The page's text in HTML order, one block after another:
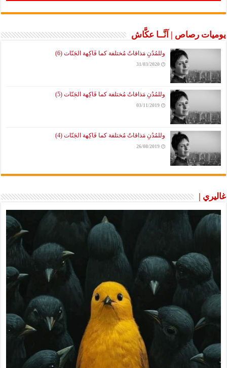
يوميات رصاص | آنَّــا عكَّاش
وللمُدُنِ مَذاقاتٌ مُختلفة كما فَاكِهة الجَنّات (6)
31/03/2020
وللمُدُنِ مَذاقاتٌ مُختلفة كما فَاكِهة الجَنّات (5)
03/11/2019
وللمُدُنِ مَذاقاتٌ مُختلفة كما فَاكِهة الجَنّات (4)
26/08/2019
غاليري |